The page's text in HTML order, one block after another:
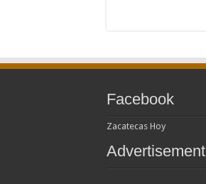
Facebook
Zacatecas Hoy
Advertisement